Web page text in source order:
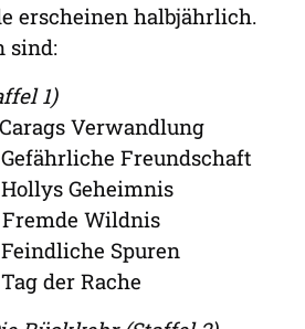
erscheinen halbjährlich.
sind:
1)
Verwandlung
Freundschaft
Geheimnis
Wildnis
Spuren
der Rache